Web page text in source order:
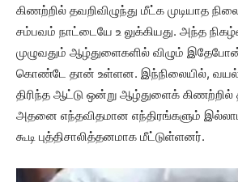
கிணற்றில் தவறிவிழுந்து மீட்க முடியாத
சம்பவம் நாட்டையே உ லுக்கியது. அந்த
முழுவதும் ஆழ்துளைகளில் விழும்
கொண்டே தான் உள்ளன. இந்நிலையில்,
திரிந்த ஆட்டு ஒன்று ஆழ்துளைக் கிணற்றில்
அதனை எந்தவிதமான எந்திரங்களும்
கூடி புத்திசாலித்தனமாக மீட்டுள்ளனர்.